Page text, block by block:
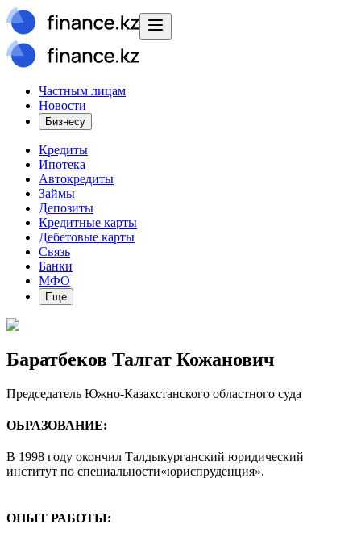
Частным лицам
Новости
Бизнесу
Кредиты
Ипотека
Автокредиты
Займы
Депозиты
Кредитные карты
Дебетовые карты
Связь
Банки
МФО
Еще
Баратбеков Талгат Кожанович
Председатель Южно-Казахстанского областного суда
ОБРАЗОВАНИЕ:
В 1998 году окончил Талдыкурганский юридический
институт по специальности«юриспруденция».
ОПЫТ РАБОТЫ: